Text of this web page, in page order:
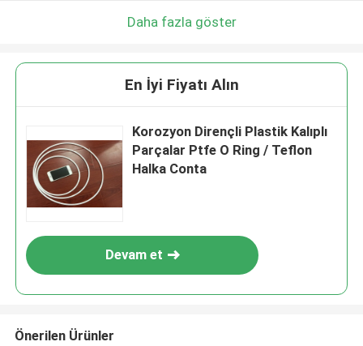
Daha fazla göster
En İyi Fiyatı Alın
Korozyon Dirençli Plastik Kalıplı
Parçalar Ptfe O Ring / Teflon
Halka Conta
Devam et
Önerilen Ürünler